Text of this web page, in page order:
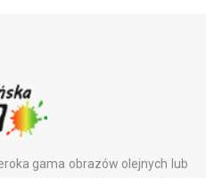
gama obrazów olejnych lub